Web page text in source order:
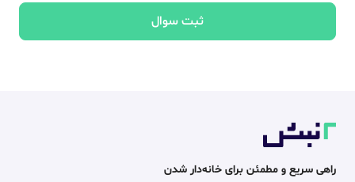
ثبت سوال
راهی سریع و مطمئن برای خانه‌دار شدن